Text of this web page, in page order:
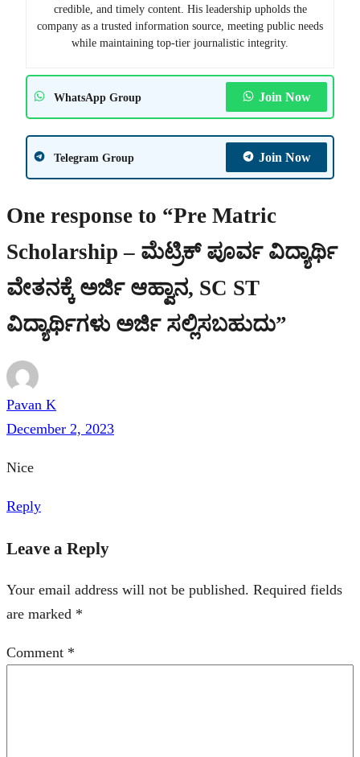
credible, and timely content. His leadership upholds the
company as a trusted information source, meeting public needs
while maintaining top-tier journalistic integrity.
WhatsApp Group Join Now
Telegram Group Join Now
One response to “Pre Matric
Scholarship – ಮೆಟ್ರಿಕ್ ಪೂರ್ವ ವಿದ್ಯಾರ್ಥಿ
ವೇತನಕ್ಕೆ ಅರ್ಜಿ ಆಹ್ವಾನ, SC ST
ವಿದ್ಯಾರ್ಥಿಗಳು ಅರ್ಜಿ ಸಲ್ಲಿಸಬಹುದು”
Pavan K
December 2, 2023
Nice
Reply
Leave a Reply
Your email address will not be published. Required fields
are marked *
Comment *